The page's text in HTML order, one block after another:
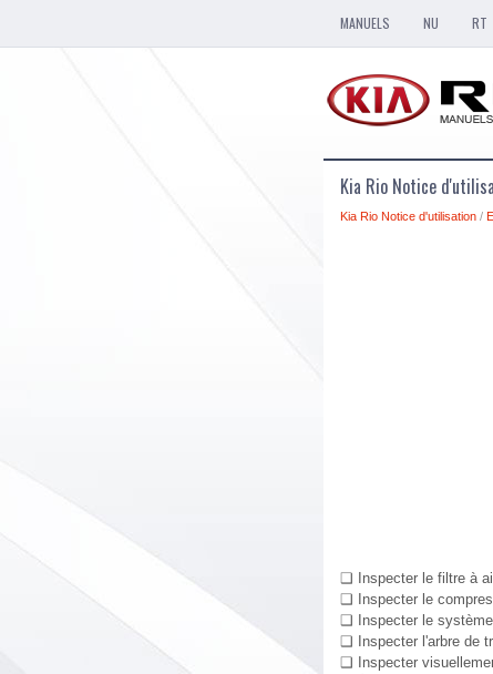
MANUELS NU RT
Kia Rio Notice
Kia Rio Notice d'utilisation /
❑ Inspecter le filtre à
❑ Inspecter le
❑ Inspecter le
❑ Inspecter l'arbre de
❑ Inspecter